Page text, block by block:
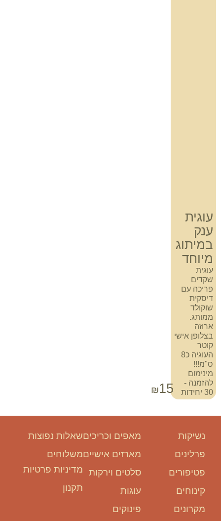
עוגית
ענק
במיתוג
מיוחד
עוגית
שקדים
פריכה עם
דיסקית
שוקולד
ממותג.
ארוזה
בצלופן אישי
קוטר
העוגיה כ8
ס"מ!!!
מינימום
להזמנה -
30 יחידות
₪15
שאלות נפוצות
משלוחים
מדיניות פרטיות
תקנון
נשיקות
פרלינים
פטיפורים
קינוחים
מקרונים
מאפים וכריכים
מארזים אישיים
סלטים וירקות
עוגות
פינוקים